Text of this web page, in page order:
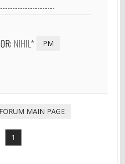
NIHIL* PM
FORUM MAIN PAGE
1